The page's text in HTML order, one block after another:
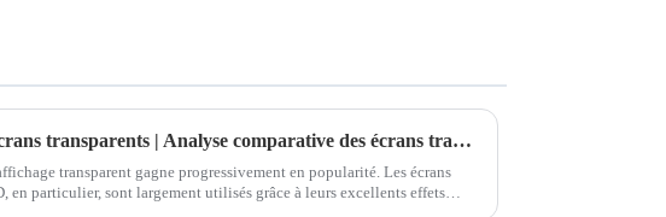
L'avenir des écrans transparents | Analyse comparative des écrans transparents OLED de 30, 55 et 77 pouces
transparent gagne progressivement en popularité. Les écrans
en particulier, sont largement utilisés grâce à leurs excellents effets